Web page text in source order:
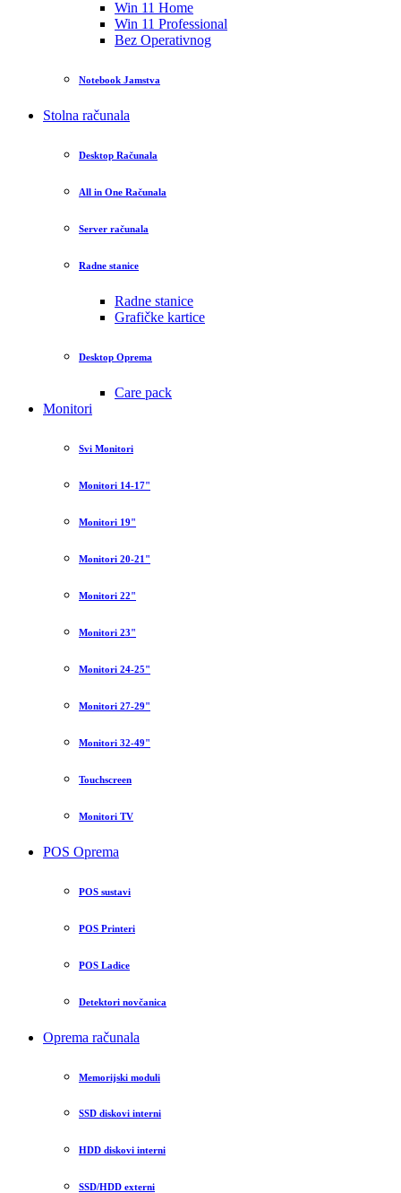
Win 11 Home
Win 11 Professional
Bez Operativnog
Notebook Jamstva
Stolna računala
Desktop Računala
All in One Računala
Server računala
Radne stanice
Radne stanice
Grafičke kartice
Desktop Oprema
Care pack
Monitori
Svi Monitori
Monitori 14-17"
Monitori 19"
Monitori 20-21"
Monitori 22"
Monitori 23"
Monitori 24-25"
Monitori 27-29"
Monitori 32-49"
Touchscreen
Monitori TV
POS Oprema
POS sustavi
POS Printeri
POS Ladice
Detektori novčanica
Oprema računala
Memorijski moduli
SSD diskovi interni
HDD diskovi interni
SSD/HDD externi